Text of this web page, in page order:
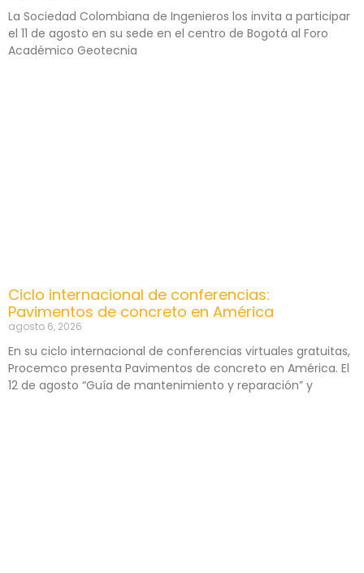
La Sociedad Colombiana de Ingenieros los invita a participar
el 11 de agosto en su sede en el centro de Bogotá al Foro
Académico Geotecnia
Ciclo internacional de conferencias:
Pavimentos de concreto en América
agosto 6, 2026
En su ciclo internacional de conferencias virtuales gratuitas,
Procemco presenta Pavimentos de concreto en América. El
12 de agosto “Guía de mantenimiento y reparación” y